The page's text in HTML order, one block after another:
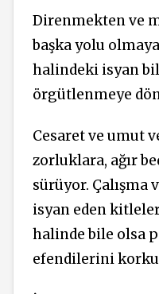
Direnmekten ve
başka yolu
halindeki isyan
örgütlenmeye
Cesaret ve umut
zorluklara, ağır
sürüyor. Çalışma
isyan eden
halinde bile olsa
efendilerini